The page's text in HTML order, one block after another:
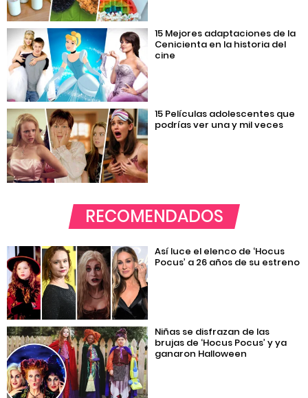
15 Mejores adaptaciones de la
Cenicienta en la historia del
cine
15 Películas adolescentes que
podrías ver una y mil veces
RECOMENDADOS
Así luce el elenco de ‘Hocus
Pocus’ a 26 años de su estreno
Niñas se disfrazan de las
brujas de ‘Hocus Pocus’ y ya
ganaron Halloween